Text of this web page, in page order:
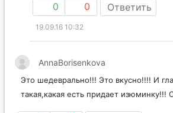
0 0 Ответить
19.09.16 10:32
AnnaBorisenkova
Это шедеврально!!! Это вкусно!!!! И
такая,какая есть придает изюминку!!!